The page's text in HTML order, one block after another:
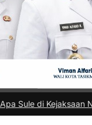
Negeri Kota